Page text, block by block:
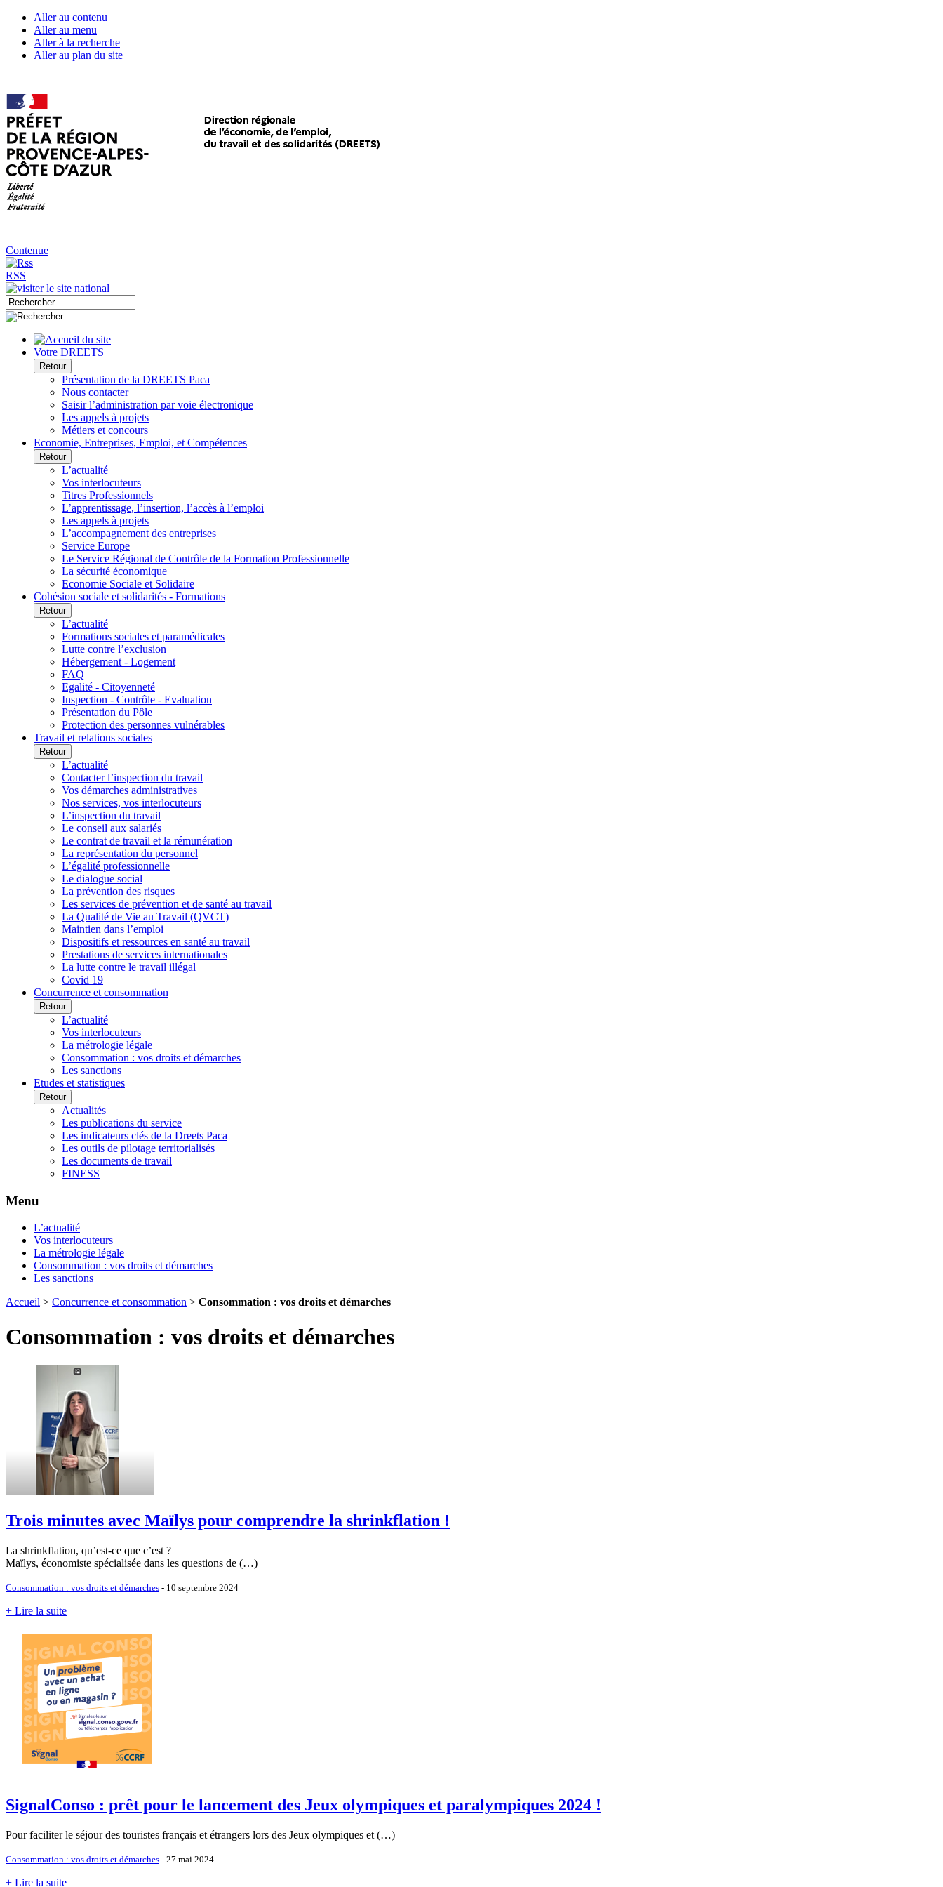
Aller au contenu
Aller au menu
Aller à la recherche
Aller au plan du site
Contenue
RSS
Votre DREETS
Retour
Présentation de la DREETS Paca
Nous contacter
Saisir l’administration par voie électronique
Les appels à projets
Métiers et concours
Economie, Entreprises, Emploi, et Compétences
Retour
L’actualité
Vos interlocuteurs
Titres Professionnels
L’apprentissage, l’insertion, l’accès à l’emploi
Les appels à projets
L’accompagnement des entreprises
Service Europe
Le Service Régional de Contrôle de la Formation Professionnelle
La sécurité économique
Economie Sociale et Solidaire
Cohésion sociale et solidarités - Formations
Retour
L’actualité
Formations sociales et paramédicales
Lutte contre l’exclusion
Hébergement - Logement
FAQ
Egalité - Citoyenneté
Inspection - Contrôle - Evaluation
Présentation du Pôle
Protection des personnes vulnérables
Travail et relations sociales
Retour
L’actualité
Contacter l’inspection du travail
Vos démarches administratives
Nos services, vos interlocuteurs
L’inspection du travail
Le conseil aux salariés
Le contrat de travail et la rémunération
La représentation du personnel
L’égalité professionnelle
Le dialogue social
La prévention des risques
Les services de prévention et de santé au travail
La Qualité de Vie au Travail (QVCT)
Maintien dans l’emploi
Dispositifs et ressources en santé au travail
Prestations de services internationales
La lutte contre le travail illégal
Covid 19
Concurrence et consommation
Retour
L’actualité
Vos interlocuteurs
La métrologie légale
Consommation : vos droits et démarches
Les sanctions
Etudes et statistiques
Retour
Actualités
Les publications du service
Les indicateurs clés de la Dreets Paca
Les outils de pilotage territorialisés
Les documents de travail
FINESS
Menu
L’actualité
Vos interlocuteurs
La métrologie légale
Consommation : vos droits et démarches
Les sanctions
Accueil > Concurrence et consommation > Consommation : vos droits et démarches
Consommation : vos droits et démarches
Trois minutes avec Maïlys pour comprendre la shrinkflation !
La shrinkflation, qu’est-ce que c’est ?
Maïlys, économiste spécialisée dans les questions de (…)
Consommation : vos droits et démarches - 10 septembre 2024
+ Lire la suite
SignalConso : prêt pour le lancement des Jeux olympiques et paralympiques 2024 !
Pour faciliter le séjour des touristes français et étrangers lors des Jeux olympiques et (…)
Consommation : vos droits et démarches - 27 mai 2024
+ Lire la suite